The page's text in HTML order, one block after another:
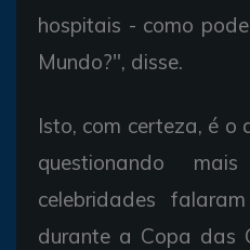
hospitais - como
Mundo?", disse.
Isto, com certeza, é o
questionando
celebridades
durante a Copa das